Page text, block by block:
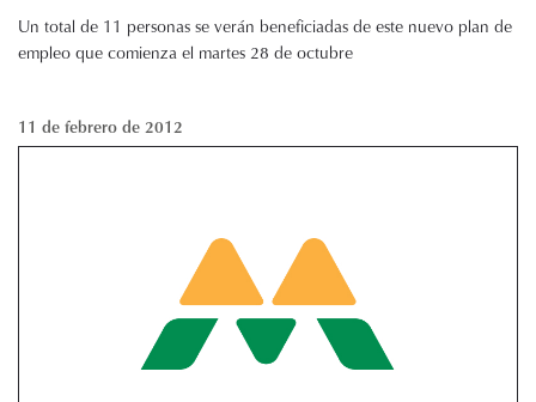
Un total de 11 personas se verán beneficiadas de este nuevo plan de
empleo que comienza el martes 28 de octubre
11 de febrero de 2012